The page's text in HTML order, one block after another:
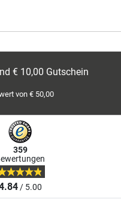
€ 10,00 Gutschein
von € 50,00
359
/ 5.00